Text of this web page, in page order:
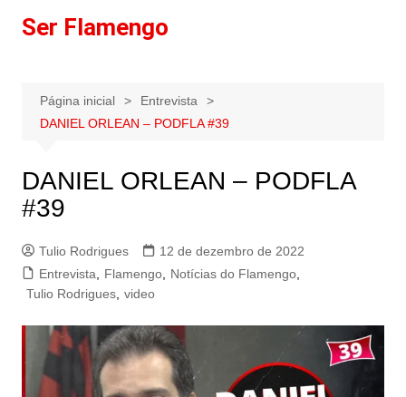
paraSer Flamengo
Página inicial
Entrevista
DANIEL ORLEAN – PODFLA #39
DANIEL ORLEAN – PODFLA
#39
Tulio Rodrigues
12 de dezembro de 2022
Entrevista
Flamengo, Notícias do Flamengo,
Tulio Rodrigues, video